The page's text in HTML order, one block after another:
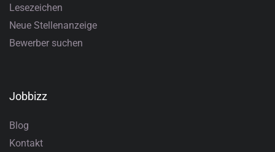
Lesezeichen
Neue Stellenanzeige
Bewerber suchen
Jobbizz
Blog
Kontakt